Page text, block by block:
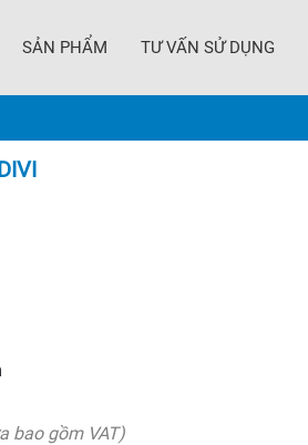
SẢN PHẨM TƯ VẤN SỬ DỤNG
bao gồm VAT)